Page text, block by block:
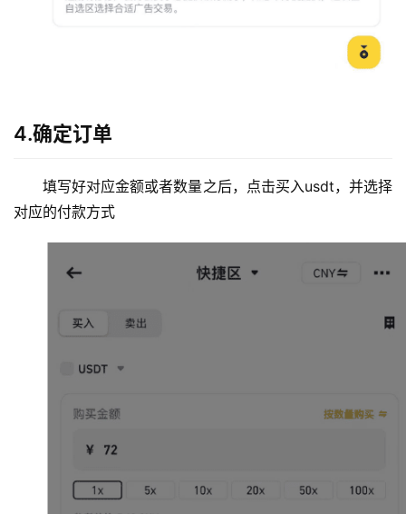
币
4.确定订单
填写好对应金额或者数量之后，点击买入usdt，并选择
对应的付款方式